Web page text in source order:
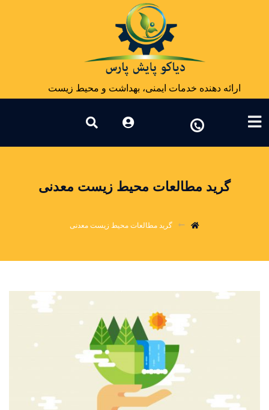
ارائه دهنده خدمات ایمنی، بهداشت و محیط زیست
گرید مطالعات محیط زیست معدنی
گرید مطالعات محیط زیست معدنی